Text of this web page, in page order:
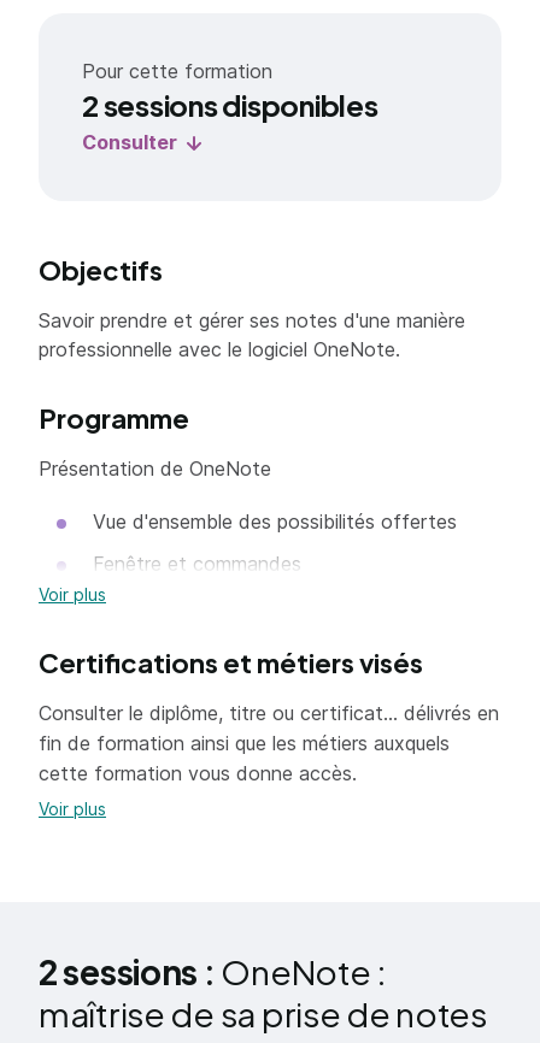
Pour cette formation
2 sessions disponibles
Consulter
Objectifs
Savoir prendre et gérer ses notes d'une manière
professionnelle avec le logiciel OneNote.
Programme
Présentation de OneNote
Vue d'ensemble des possibilités offertes
Fenêtre et commandes
Organisation des notes
Principes d'utilisation et de fonctionnement
Description de la fenêtre
Commandes
manuscrites
Enregistrement de notes audio
Voir plus
Certifications et métiers visés
Consulter le diplôme, titre ou certificat... délivrés en
fin de formation ainsi que les métiers auxquels
cette formation vous donne accès.
Voir plus
2 sessions : OneNote :
maîtrise de sa prise de notes